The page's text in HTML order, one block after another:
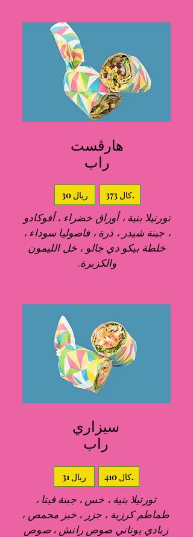
هارڤست
راب
30 ريال 373 كال.
تورتيلا بنية ، أوراق خضراء ، أفوكادو
، جبنة شيدر ، ذرة ، فاصوليا سوداء ،
خلطة بيكو دي جالو ، خل الليمون
والكزبرة.
سيزاري
راب
31 ريال 410 كال.
تورتيلا بنية ، خس ، جبنة فيتا ،
طماطم كرزية ، جزر ، خبز محمص ،
زبادي يوناني صوص رانش ، صوص